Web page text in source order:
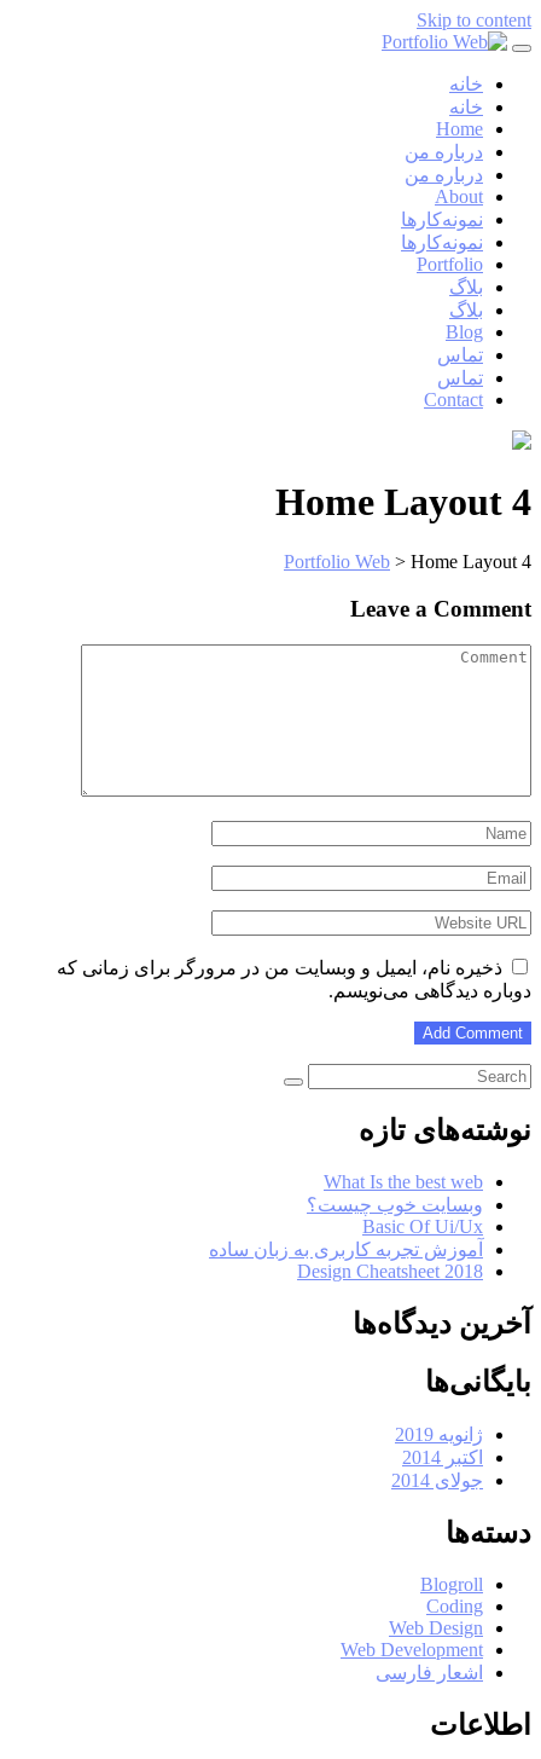
Skip to content
خانه
خانه
Home
درباره من
درباره من
About
نمونه‌کارها
نمونه‌کارها
Portfolio
بلاگ
بلاگ
Blog
تماس
تماس
Contact
Home Layout 4
Portfolio Web > Home Layout 4
Leave a Comment
ذخیره نام، ایمیل و وبسایت من در مرورگر برای زمانی که
دوباره دیدگاهی می‌نویسم.
نوشته‌های تازه
What Is the best web
وبسایت خوب چیست؟
Basic Of Ui/Ux
آموزش تجربه کاربری به زبان ساده
Design Cheatsheet 2018
آخرین دیدگاه‌ها
بایگانی‌ها
ژانویه 2019
اکتبر 2014
جولای 2014
دسته‌ها
Blogroll
Coding
Web Design
Web Development
اشعار فارسی
اطلاعات